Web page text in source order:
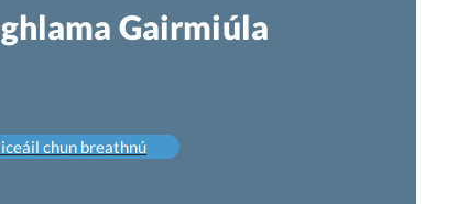
Gairmiúla
chun breathnú